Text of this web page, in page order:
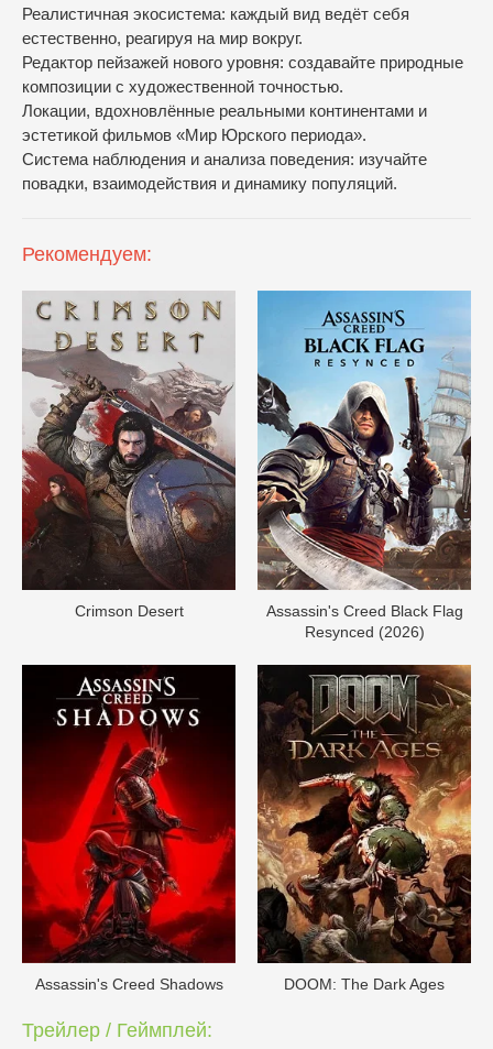
Реалистичная экосистема: каждый вид ведёт себя
естественно, реагируя на мир вокруг.
Редактор пейзажей нового уровня: создавайте природные
композиции с художественной точностью.
Локации, вдохновлённые реальными континентами и
эстетикой фильмов «Мир Юрского периода».
Система наблюдения и анализа поведения: изучайте
повадки, взаимодействия и динамику популяций.
Рекомендуем:
Crimson Desert
Assassin's Creed Black Flag
Resynced (2026)
Assassin's Creed Shadows DOОM: The Dark Ages
Трейлер / Геймплей: